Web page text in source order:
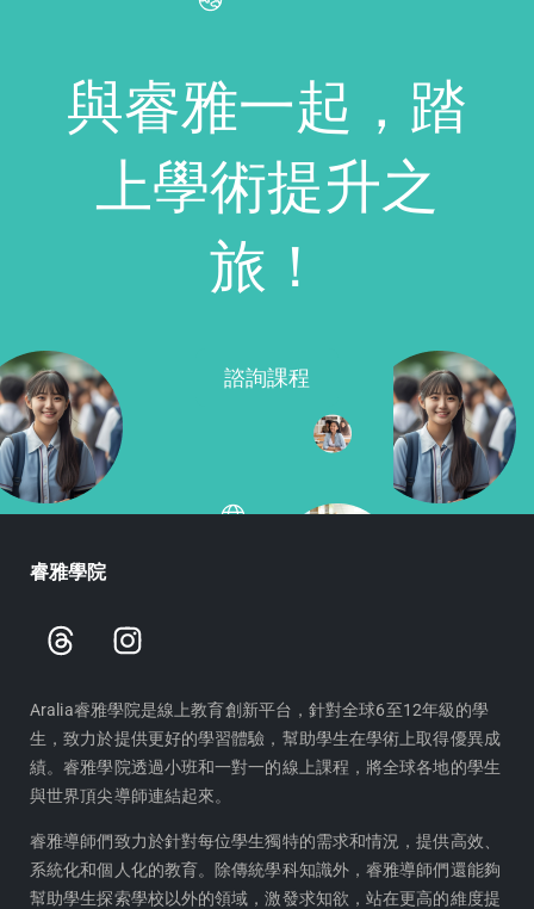
與睿雅一起，踏
上學術提升之
旅！
諮詢課程
睿雅學院
T
h
e
a
d
s
I
n
t
a
g
r
a
m
Aralia睿雅學院是線上教育創新平台，針對全球6至12年級的學
生，致力於提供更好的學習體驗，幫助學生在學術上取得優異成
績。睿雅學院透過小班和一對一的線上課程，將全球各地的學生
與世界頂尖導師連結起來。
睿雅導師們致力於針對每位學生獨特的需求和情況，提供高效、
系統化和個人化的教育。除傳統學科知識外，睿雅導師們還能夠
幫助學生探索學校以外的領域，激發求知欲，站在更高的維度提